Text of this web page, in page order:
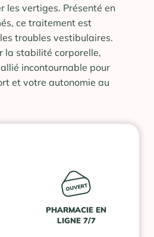
les vertiges. Présenté en
ce traitement est
troubles vestibulaires.
la stabilité corporelle,
incontournable pour
et votre autonomie au
PHARMACIE EN
LIGNE 7/7